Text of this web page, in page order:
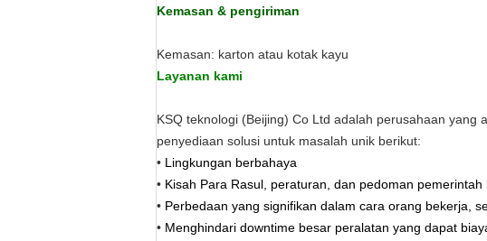
Kemasan & pengiriman
Kemasan: karton atau kotak kayu
Layanan kami
KSQ teknologi (Beijing) Co Ltd adalah perusahaan
penyediaan solusi untuk masalah unik berikut:
• Lingkungan berbahaya
• Kisah Para Rasul, peraturan, dan pedoman
• Perbedaan yang signifikan dalam cara orang bekerja,
• Menghindari downtime besar peralatan yang dapat